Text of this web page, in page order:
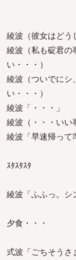
綾波（彼女はどう
綾波（私も碇君の
い・・・）
綾波（ついでにシ
い・・・）
綾波「・・・」
綾波（・・・いい
綾波「早速帰って
ｽﾀｽﾀｽﾀ
綾波「ふふっ。シ
夕食・・・
式波「ごちそうさ